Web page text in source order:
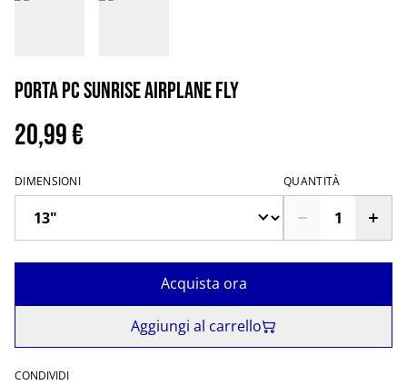
Porta PC sunrise airplane fly
20,99 €
DIMENSIONI QUANTITÀ
Acquista ora
Aggiungi al carrello
CONDIVIDI